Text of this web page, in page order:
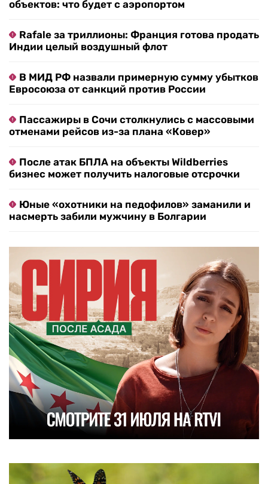
объектов: что будет с аэропортом
Rafale за триллионы: Франция готова продать
Индии целый воздушный флот
В МИД РФ назвали примерную сумму убытков
Евросоюза от санкций против России
Пассажиры в Сочи столкнулись с массовыми
отменами рейсов из-за плана «Ковер»
После атак БПЛА на объекты Wildberries
бизнес может получить налоговые отсрочки
Юные «охотники на педофилов» заманили и
насмерть забили мужчину в Болгарии